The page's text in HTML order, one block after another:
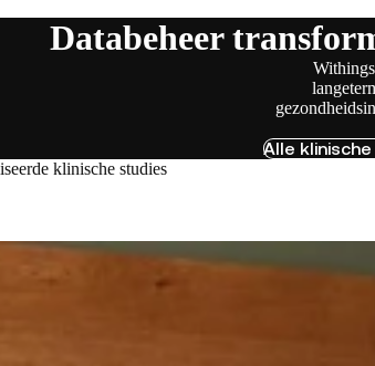
Databeheer
Alle
klinische studies